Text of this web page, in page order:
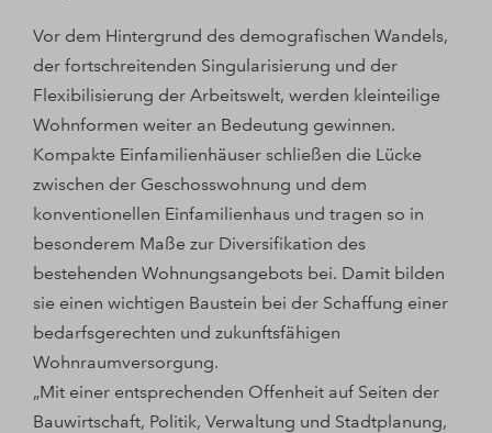
Vor dem Hintergrund des demografischen Wandels,
der fortschreitenden Singularisierung und der
Flexibilisierung der Arbeitswelt, werden kleinteilige
Wohnformen weiter an Bedeutung gewinnen.
Kompakte Einfamilienhäuser schließen die Lücke
zwischen der Geschosswohnung und dem
konventionellen Einfamilienhaus und tragen so in
besonderem Maße zur Diversifikation des
bestehenden Wohnungsangebots bei. Damit bilden
sie einen wichtigen Baustein bei der Schaffung einer
bedarfsgerechten und zukunftsfähigen
Wohnraumversorgung.
„Mit einer entsprechenden Offenheit auf Seiten der
Bauwirtschaft, Politik, Verwaltung und Stadtplanung,